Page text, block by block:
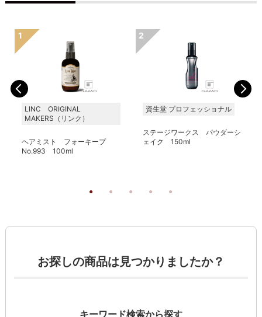
LINC ORIGINAL
MAKERS（リンク）
ヘアミスト フォーキープ
No.993 100ml
資生堂 プロフェッショナル
ステージワークス パウダーシ
ェイク 150ml
お探しの商品は見つかりましたか？
キーワード検索から探す